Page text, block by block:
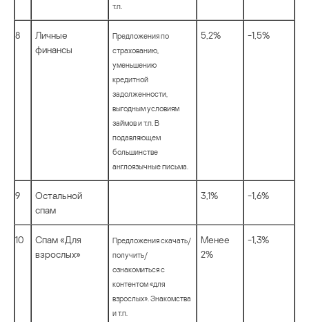
т.п.
8
Личные
финансы
Предложения по
страхованию,
уменьшению
кредитной
задолженности,
выгодным условиям
займов и т.п. В
подавляющем
большинстве
англоязычные письма.
5,2% -1,5%
9
Остальной
спам
3,1% -1,6%
10
Спам «Для
взрослых»
Предложения скачать/
получить/
ознакомиться с
контентом «для
взрослых». Знакомства
и т.п.
Менее
2%
-1,3%